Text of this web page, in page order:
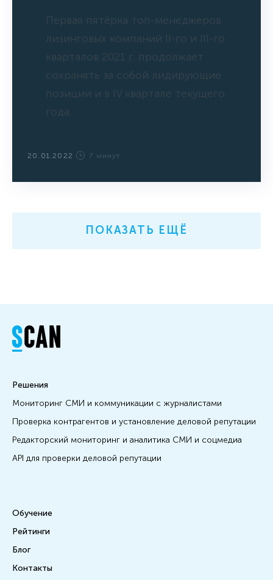
Первая пятёрка топ-менеджеров
лизинговых компаний II-го и III-го
кварталов 2021 г. продолжает
сохранять за собой лидирующие
позиции и в IV квартале текущего
года.
20.01.2022 7 минут
ПОКАЗАТЬ ЕЩЁ
Решения
Мониторинг СМИ и коммуникации с журналистами
Проверка контрагентов и установление деловой репутации
Редакторский мониторинг и аналитика СМИ и соцмедиа
API для проверки деловой репутации
Обучение
Рейтинги
Блог
Контакты